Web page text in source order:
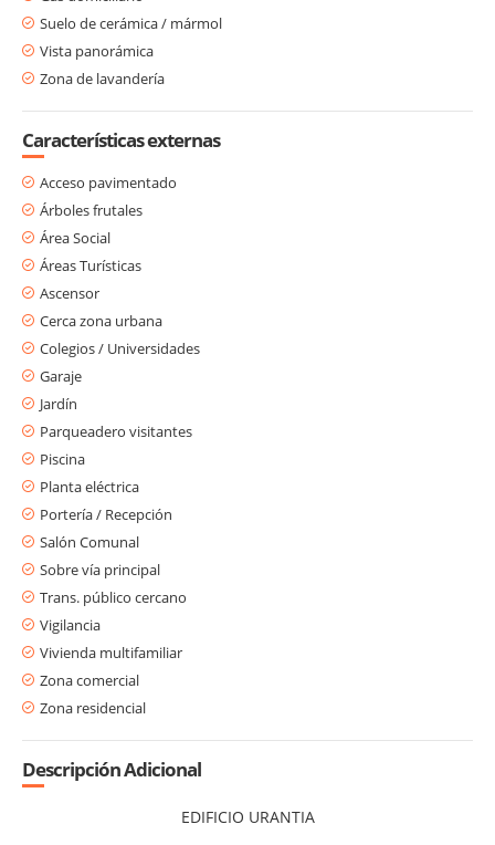
Suelo de cerámica / mármol
Vista panorámica
Zona de lavandería
Características externas
Acceso pavimentado
Árboles frutales
Área Social
Áreas Turísticas
Ascensor
Cerca zona urbana
Colegios / Universidades
Garaje
Jardín
Parqueadero visitantes
Piscina
Planta eléctrica
Portería / Recepción
Salón Comunal
Sobre vía principal
Trans. público cercano
Vigilancia
Vivienda multifamiliar
Zona comercial
Zona residencial
Descripción Adicional
EDIFICIO URANTIA